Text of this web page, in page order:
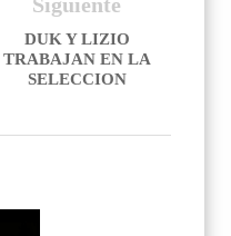
DUK Y LIZIO
TRABAJAN EN LA
SELECCION